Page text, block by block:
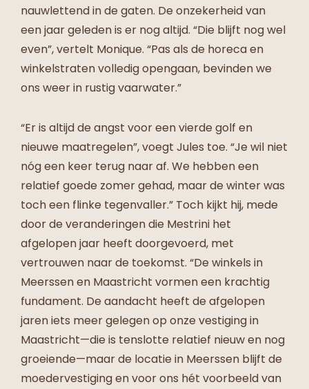
nauwlettend in de gaten. De onzekerheid van
een jaar geleden is er nog altijd. “Die blijft nog wel
even”, vertelt Monique. “Pas als de horeca en
winkelstraten volledig opengaan, bevinden we
ons weer in rustig vaarwater.”
“Er is altijd de angst voor een vierde golf en
nieuwe maatregelen”, voegt Jules toe. “Je wil niet
nóg een keer terug naar af. We hebben een
relatief goede zomer gehad, maar de winter was
toch een flinke tegenvaller.” Toch kijkt hij, mede
door de veranderingen die Mestrini het
afgelopen jaar heeft doorgevoerd, met
vertrouwen naar de toekomst. “De winkels in
Meerssen en Maastricht vormen een krachtig
fundament. De aandacht heeft de afgelopen
jaren iets meer gelegen op onze vestiging in
Maastricht—die is tenslotte relatief nieuw en nog
groeiende—maar de locatie in Meerssen blijft de
moedervestiging en voor ons hét voorbeeld van